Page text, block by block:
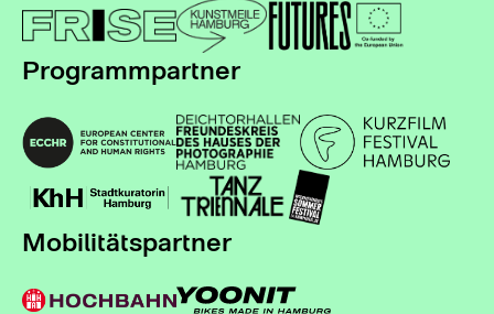
Programmpartner
Mobilitätspartner